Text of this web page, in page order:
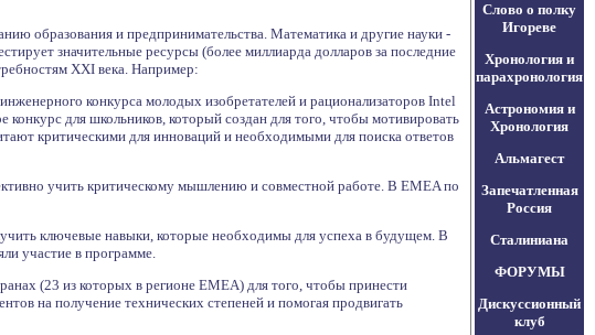
образования и предпринимательства. Математика и другие науки -
значительные ресурсы (более миллиарда долларов за последние
XXI века. Например:
конкурса молодых изобретателей и рационализаторов Intel
для школьников, который создан для того, чтобы мотивировать
критическими для инноваций и необходимыми для поиска ответов
учить критическому мышлению и совместной работе. В EMEA по
ключевые навыки, которые необходимы для успеха в будущем. В
участие в программе.
(23 из которых в регионе EMEA) для того, чтобы принести
на получение технических степеней и помогая продвигать
Слово о полку
Игореве
Хронология и
парахронология
Астрономия и
Хронология
Альмагест
Запечатленная
Россия
Сталиниана
ФОРУМЫ
Дискуссионный
клуб